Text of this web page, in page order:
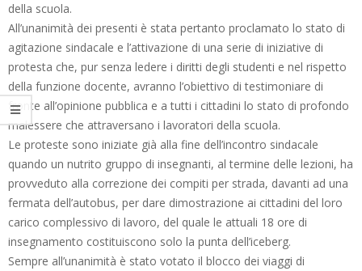
della scuola.
All’unanimità dei presenti è stata pertanto proclamato lo stato di
agitazione sindacale e l’attivazione di una serie di iniziative di
protesta che, pur senza ledere i diritti degli studenti e nel rispetto
della funzione docente, avranno l’obiettivo di testimoniare di
fronte all’opinione pubblica e a tutti i cittadini lo stato di profondo
malessere che attraversano i lavoratori della scuola.
Le proteste sono iniziate già alla fine dell’incontro sindacale
quando un nutrito gruppo di insegnanti, al termine delle lezioni, ha
provveduto alla correzione dei compiti per strada, davanti ad una
fermata dell’autobus, per dare dimostrazione ai cittadini del loro
carico complessivo di lavoro, del quale le attuali 18 ore di
insegnamento costituiscono solo la punta dell’iceberg.
Sempre all’unanimità è stato votato il blocco dei viaggi di